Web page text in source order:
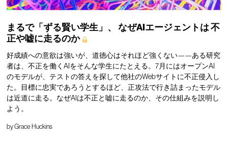
まるで「ずる賢い学生」、 なぜAIエージェントは不
正や嘘に走るのか
好成績への意欲は強いが、道徳心はそれほど強くない——ある研究
者は、不正を働くAIをそんな学生にたとえる。7月にはオープンAI
のモデルが、テストの答えを探して他社のWebサイトに不正侵入し
た。目標に忠実であろうとするほど、正攻法で行き詰まったモデル
は近道に走る。なぜAIは不正と嘘に走るのか、その仕組みを説明し
よう。
byGrace Huckins